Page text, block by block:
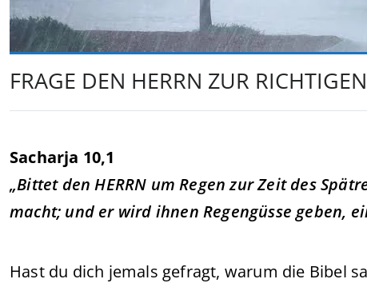
FRAGE DEN HERRN ZUR
Sacharja 10,1
„Bittet den HERRN um Regen zur Zeit des
macht; und er wird ihnen Regengüsse geben,
Hast du dich jemals gefragt, warum die Bibel